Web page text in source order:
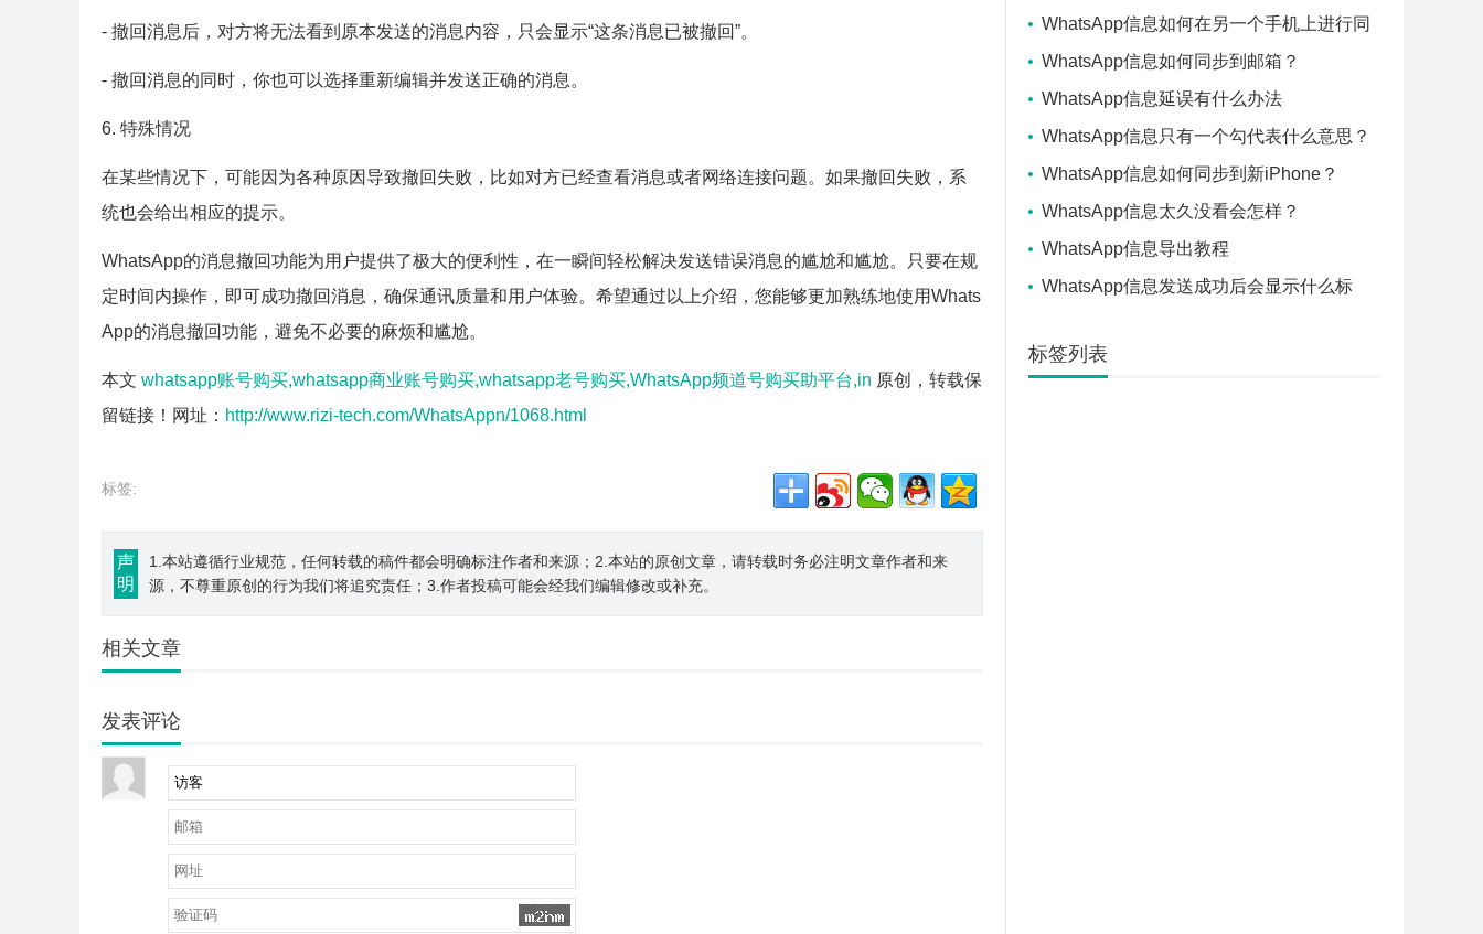
- 撤回消息后，对方将无法看到原本发送的消息内容，只会显示“这条消息已被撤回”。
- 撤回消息的同时，你也可以选择重新编辑并发送正确的消息。
6. 特殊情况
在某些情况下，可能因为各种原因导致撤回失败，比如对方已经查看消息或者网络连接问题。如果撤回失败，系
统也会给出相应的提示。
WhatsApp的消息撤回功能为用户提供了极大的便利性，在一瞬间轻松解决发送错误消息的尴尬和尴尬。只要在规
定时间内操作，即可成功撤回消息，确保通讯质量和用户体验。希望通过以上介绍，您能够更加熟练地使用Whats
App的消息撤回功能，避免不必要的麻烦和尴尬。
本文 whatsapp账号购买,whatsapp商业账号购买,whatsapp老号购买,WhatsApp频道号购买助平台,in 原创，转载保
留链接！网址： http://www.rizi-tech.com/WhatsAppn/1068.html
标签:
声
明
1.本站遵循行业规范，任何转载的稿件都会明确标注作者和来源；2.本站的原创文章，请转载时务必注明文章作者和来
源，不尊重原创的行为我们将追究责任；3.作者投稿可能会经我们编辑修改或补充。
相关文章
发表评论
WhatsApp信息如何在另一个手机上进行同
步？
WhatsApp信息如何同步到邮箱？
WhatsApp信息延误有什么办法
WhatsApp信息只有一个勾代表什么意思？
WhatsApp信息如何同步到新iPhone？
WhatsApp信息太久没看会怎样？
WhatsApp信息导出教程
WhatsApp信息发送成功后会显示什么标
标签列表